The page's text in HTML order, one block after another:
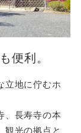
便利。
立地に佇むホ
、長寿寺の本
観光の拠点と